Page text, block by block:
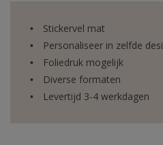
Stickervel mat
Personaliseer in zelfde
Foliedruk mogelijk
Diverse formaten
Levertijd 3-4 werkdagen